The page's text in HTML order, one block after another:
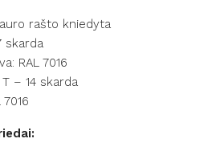
rašto kniedyta
skarda
RAL 7016
– 14 skarda